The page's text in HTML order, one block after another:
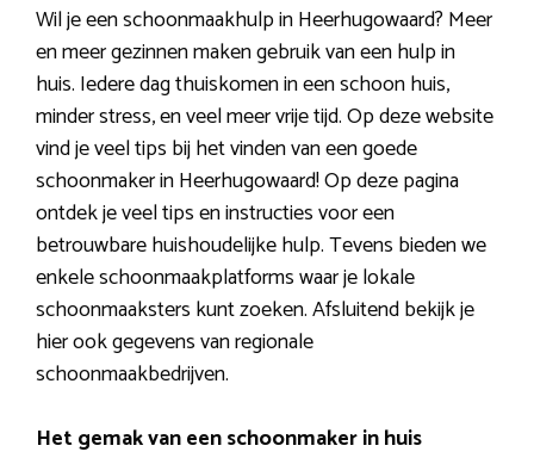
Wil je een schoonmaakhulp in Heerhugowaard? Meer
en meer gezinnen maken gebruik van een hulp in
huis. Iedere dag thuiskomen in een schoon huis,
minder stress, en veel meer vrije tijd. Op deze website
vind je veel tips bij het vinden van een goede
schoonmaker in Heerhugowaard! Op deze pagina
ontdek je veel tips en instructies voor een
betrouwbare huishoudelijke hulp. Tevens bieden we
enkele schoonmaakplatforms waar je lokale
schoonmaaksters kunt zoeken. Afsluitend bekijk je
hier ook gegevens van regionale
schoonmaakbedrijven.
Het gemak van een schoonmaker in huis